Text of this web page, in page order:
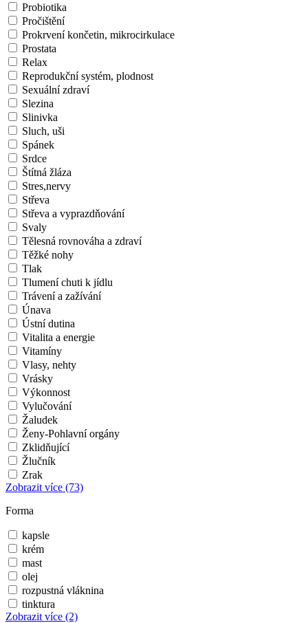
Probiotika
Pročištění
Prokrvení končetin, mikrocirkulace
Prostata
Relax
Reprodukční systém, plodnost
Sexuální zdraví
Slezina
Slinivka
Sluch, uši
Spánek
Srdce
Štítná žláza
Stres,nervy
Střeva
Střeva a vyprazdňování
Svaly
Tělesná rovnováha a zdraví
Těžké nohy
Tlak
Tlumení chuti k jídlu
Trávení a zažívání
Únava
Ústní dutina
Vitalita a energie
Vitamíny
Vlasy, nehty
Vrásky
Výkonnost
Vylučování
Žaludek
Ženy-Pohlavní orgány
Zklidňující
Žlučník
Zrak
Zobrazit více (73)
Forma
kapsle
krém
mast
olej
rozpustná vláknina
tinktura
Zobrazit více (2)